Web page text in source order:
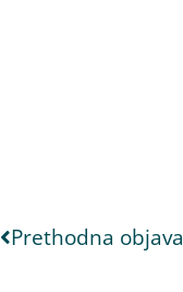
Prethodna objava